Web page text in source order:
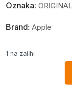
Oznaka:
Brand: Apple
1 na zalihi